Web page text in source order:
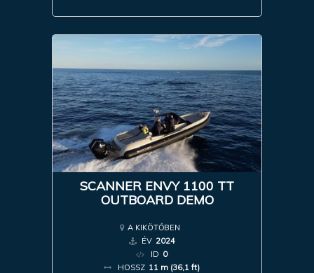
SCANNER ENVY 1100 TT
OUTBOARD DEMO
A KIKÖTŐBEN
ÉV 2024
ID 0
HOSSZ 11 m (36,1 ft)